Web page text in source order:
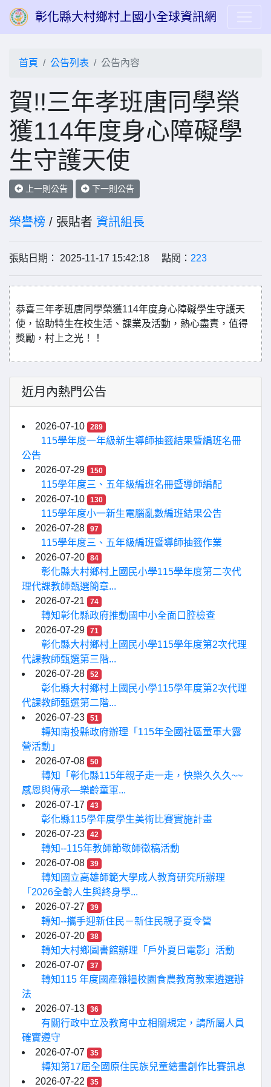
彰化縣大村鄉村上國小全球資訊網
首頁 公告列表 公告內容
賀!!三年孝班唐同學榮
獲114年度身心障礙學
生守護天使
上一則公告 下一則公告
榮譽榜 / 張貼者 資訊組長
張貼日期： 2025-11-17 15:42:18 點閱： 223
恭喜三年孝班唐同學榮獲114年度身心障礙學生守護天
使，協助特生在校生活、課業及活動，熱心盡責，值得
獎勵，村上之光！！
近月內熱門公告
2026-07-10 289
115學年度一年級新生導師抽籤結果暨編班名冊
公告
2026-07-29
150
115學年度三、五年級編班名冊暨導師編配
2026-07-10
130
115學年度小一新生電腦亂數編班結果公告
2026-07-28
97
115學年度三、五年級編班暨導師抽籤作業
2026-07-20
84
彰化縣大村鄉村上國民小學115學年度第二次代
理代課教師甄選簡章...
2026-07-21
74
轉知彰化縣政府推動國中小全面口腔檢查
2026-07-29
71
彰化縣大村鄉村上國民小學115學年度第2次代理
代課教師甄選第三階...
2026-07-28
52
彰化縣大村鄉村上國民小學115學年度第2次代理
代課教師甄選第二階...
2026-07-23
51
轉知南投縣政府辦理「115年全國社區童軍大露
營活動」
2026-07-08
50
轉知「彰化縣115年親子走一走，快樂久久久~~
感恩與傳承—樂齡童軍...
2026-07-17
43
彰化縣115學年度學生美術比賽實施計畫
2026-07-23
42
轉知--115年教師節敬師徵稿活動
2026-07-08
39
轉知國立高雄師範大學成人教育研究所辦理
「2026全齡人生與終身學...
2026-07-27
39
轉知--攜手迎新住民－新住民親子夏令營
2026-07-20
38
轉知大村鄉圖書館辦理「戶外夏日電影」活動
2026-07-07
37
轉知115 年度國產雜糧校園食農教育教案遴選辦
法
2026-07-13
36
有關行政中立及教育中立相關規定，請所屬人員
確實遵守
2026-07-07
35
轉知第17屆全國原住民族兒童繪畫創作比賽訊息
2026-07-22
35